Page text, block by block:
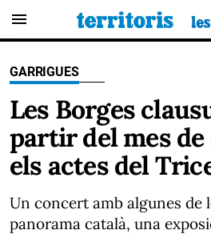
menu
GARRIGUES
Les Borges
partir del mes
els actes del
Un concert amb algunes de
panorama català, una